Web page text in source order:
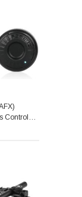
Control